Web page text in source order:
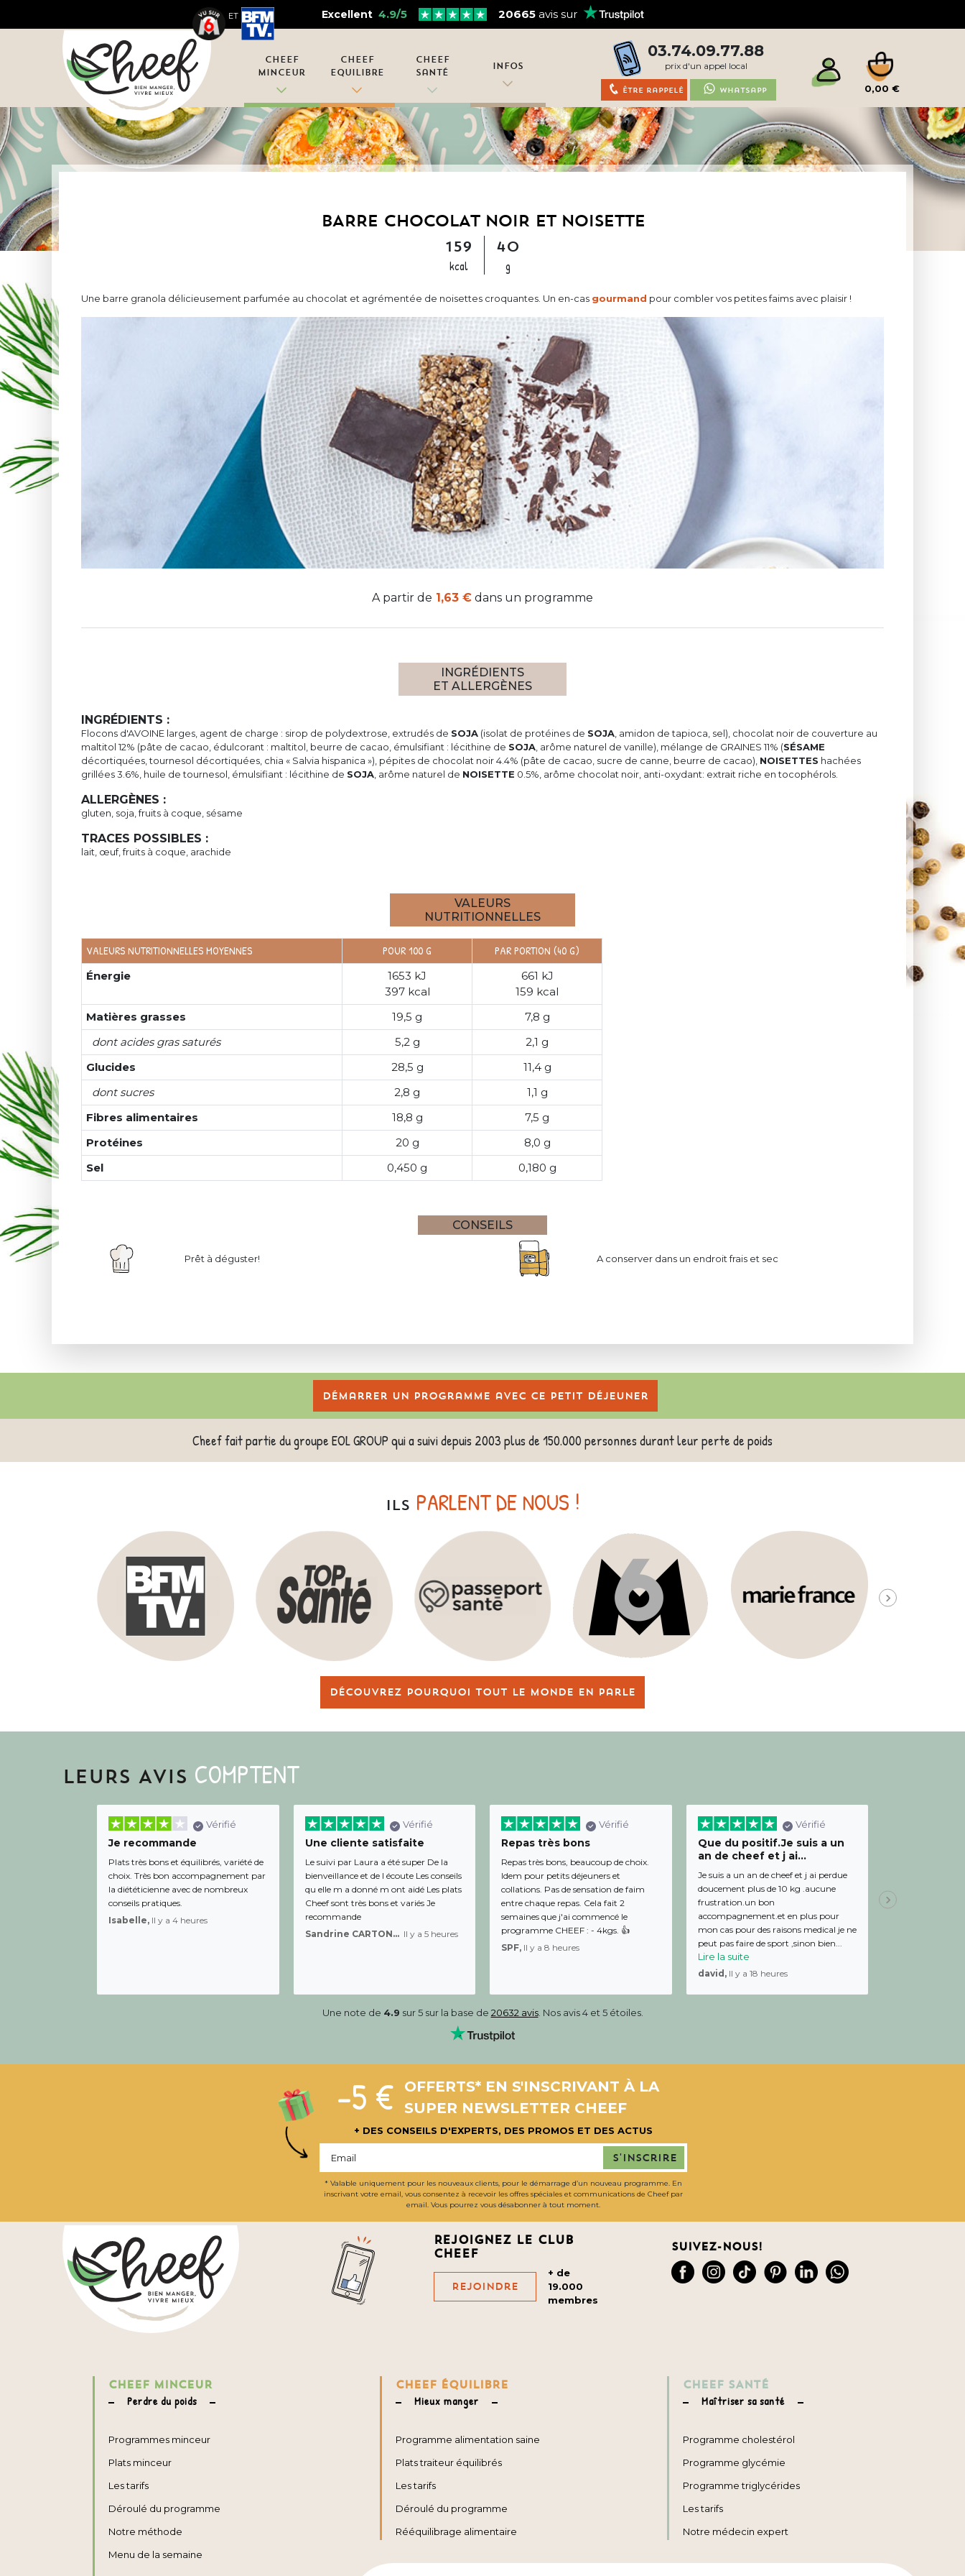
ET Excellent 4.9/5 20665 avis sur
Cheef
Minceur
Cheef
Equilibre
Cheef
Santé
Infos
03.74.09.77.88
prix d'un appel local
Être rappelé Whatsapp 0,00 €
BARRE CHOCOLAT NOIR ET NOISETTE
159
kcal
40
g
Une barre granola délicieusement parfumée au chocolat et agrémentée de noisettes croquantes. Un en-cas gourmand pour combler vos petites faims avec plaisir !
A partir de 1,63 € dans un programme
INGRÉDIENTS
ET ALLERGÈNES
INGRÉDIENTS :
Flocons d'AVOINE larges, agent de charge : sirop de polydextrose, extrudés de SOJA (isolat de protéines de SOJA , amidon de tapioca, sel), chocolat noir de couverture au
maltitol 12% (pâte de cacao, édulcorant : maltitol, beurre de cacao, émulsifiant : lécithine de SOJA , arôme naturel de vanille), mélange de GRAINES 11% (SÉSAME
décortiquées, tournesol décortiquées, chia « Salvia hispanica »), pépites de chocolat noir 4.4% (pâte de cacao, sucre de canne, beurre de cacao), NOISETTES hachées
grillées 3.6%, huile de tournesol, émulsifiant : lécithine de SOJA , arôme naturel de NOISETTE 0.5%, arôme chocolat noir, anti-oxydant: extrait riche en tocophérols.
ALLERGÈNES :
gluten, soja, fruits à coque, sésame
TRACES POSSIBLES :
lait, œuf, fruits à coque, arachide
VALEURS
NUTRITIONNELLES
VALEURS NUTRITIONNELLES MOYENNES POUR 100 G PAR PORTION (40 G)
Énergie
1653 kJ
397 kcal
661 kJ
159 kcal
Matières grasses
19,5 g
7,8 g
dont acides gras saturés
5,2 g
2,1 g
Glucides
28,5 g
11,4 g
dont sucres
2,8 g
1,1 g
Fibres alimentaires
18,8 g
7,5 g
Protéines
20 g
8,0 g
Sel
0,450 g 0,180 g
CONSEILS
Prêt à déguster! A conserver dans un endroit frais et sec
Démarrer un programme avec ce petit déjeuner
Cheef fait partie du groupe EOL GROUP qui a suivi depuis 2003 plus de 150.000 personnes durant leur perte de poids
ILS PARLENT DE NOUS !
Découvrez pourquoi tout le monde en parle
LEURS AVIS COMPTENT
Vérifié
Je recommande
Plats très bons et équilibrés, variété de
choix. Très bon accompagnement par
la diététicienne avec de nombreux
conseils pratiques.
Isabelle, Il y a 4 heures
Vérifié
Une cliente satisfaite
Le suivi par Laura a été super De la
bienveillance et de l écoute Les conseils
qu elle m a donné m ont aidé Les plats
Cheef sont très bons et variés Je
recommande
Sandrine CARTON-BRACQ, Il y a 5 heures
Vérifié
Repas très bons
Repas très bons, beaucoup de choix.
Idem pour petits déjeuners et
collations. Pas de sensation de faim
entre chaque repas. Cela fait 2
semaines que j'ai commencé le
programme CHEEF : - 4kgs. 👍
SPF, Il y a 8 heures
Vérifié
Que du positif.Je suis a un
an de cheef et j ai...
Je suis a un an de cheef et j ai perdue
doucement plus de 10 kg .aucune
frustration.un bon
accompagnement.et en plus pour
mon cas pour des raisons medical je ne
peut pas faire de sport ,sinon bien...
Lire la suite
david, Il y a 18 heures
Julien,
Une note de 4.9 sur 5 sur la base de 20632 avis. Nos avis 4 et 5 étoiles.
-5 €
OFFERTS* EN S'INSCRIVANT À LA
SUPER NEWSLETTER CHEEF
+ DES CONSEILS D'EXPERTS, DES PROMOS ET DES ACTUS
S'inscrire
* Valable uniquement pour les nouveaux clients, pour le démarrage d’un nouveau programme. En
inscrivant votre email, vous consentez à recevoir les offres spéciales et communications de Cheef par
email. Vous pourrez vous désabonner à tout moment.
Rejoignez le club
cheef
Rejoindre
+ de
19.000
membres
Suivez-nous!
CHEEF MINCEUR
Perdre du poids
Programmes minceur
Plats minceur
Les tarifs
Déroulé du programme
Notre méthode
Menu de la semaine
CHEEF ÉQUILIBRE
Mieux manger
Programme alimentation saine
Plats traiteur équilibrés
Les tarifs
Déroulé du programme
Rééquilibrage alimentaire
CHEEF SANTÉ
Maîtriser sa santé
Programme cholestérol
Programme glycémie
Programme triglycérides
Les tarifs
Notre médecin expert